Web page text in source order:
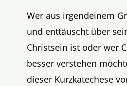
Wer aus irgendeinem
und enttäuscht über
Christsein ist oder wer
besser verstehen
dieser Kurzkatechese